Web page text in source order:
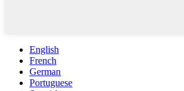
English
French
German
Portuguese